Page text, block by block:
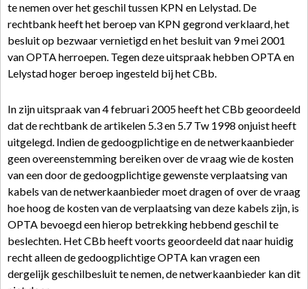
te nemen over het geschil tussen KPN en Lelystad. De
rechtbank heeft het beroep van KPN gegrond verklaard, het
besluit op bezwaar vernietigd en het besluit van 9 mei 2001
van OPTA herroepen. Tegen deze uitspraak hebben OPTA en
Lelystad hoger beroep ingesteld bij het CBb.
In zijn uitspraak van 4 februari 2005 heeft het CBb geoordeeld
dat de rechtbank de artikelen 5.3 en 5.7 Tw 1998 onjuist heeft
uitgelegd. Indien de gedoogplichtige en de netwerkaanbieder
geen overeenstemming bereiken over de vraag wie de kosten
van een door de gedoogplichtige gewenste verplaatsing van
kabels van de netwerkaanbieder moet dragen of over de vraag
hoe hoog de kosten van de verplaatsing van deze kabels zijn, is
OPTA bevoegd een hierop betrekking hebbend geschil te
beslechten. Het CBb heeft voorts geoordeeld dat naar huidig
recht alleen de gedoogplichtige OPTA kan vragen een
dergelijk geschilbesluit te nemen, de netwerkaanbieder kan dit